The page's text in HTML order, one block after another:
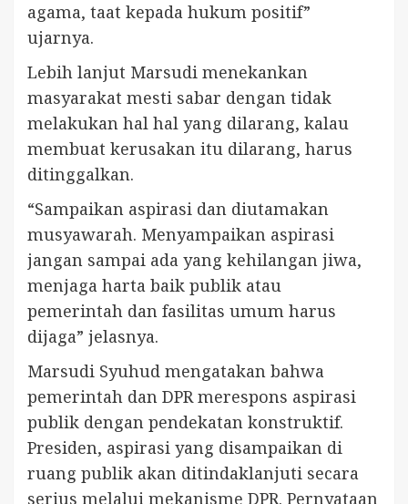
agama, taat kepada hukum positif”
ujarnya.
Lebih lanjut Marsudi menekankan
masyarakat mesti sabar dengan tidak
melakukan hal hal yang dilarang, kalau
membuat kerusakan itu dilarang, harus
ditinggalkan.
“Sampaikan aspirasi dan diutamakan
musyawarah. Menyampaikan aspirasi
jangan sampai ada yang kehilangan jiwa,
menjaga harta baik publik atau
pemerintah dan fasilitas umum harus
dijaga” jelasnya.
Marsudi Syuhud mengatakan bahwa
pemerintah dan DPR merespons aspirasi
publik dengan pendekatan konstruktif.
Presiden, aspirasi yang disampaikan di
ruang publik akan ditindaklanjuti secara
serius melalui mekanisme DPR. Pernyataan